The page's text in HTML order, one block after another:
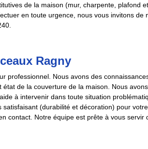
de la maison (mur, charpente, plafond
en toute urgence, nous vous invitons de
Ragny
professionnel. Nous avons des
de la couverture de la maison. Nous
à intervenir dans toute situation
(durabilité et décoration) pour
contact. Notre équipe est prête à vous servir